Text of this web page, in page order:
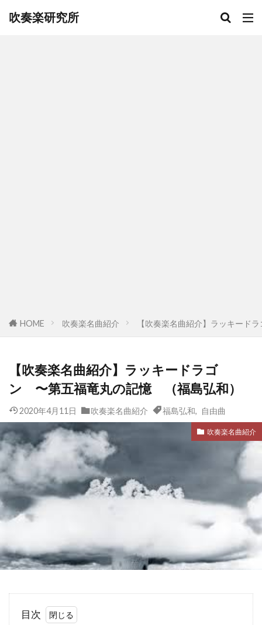
吹奏楽研究所
HOME 吹奏楽名曲紹介 【吹奏楽名曲紹介】ラッキー
【吹奏楽名曲紹介】ラッキードラゴ
ン 〜第五福竜丸の記憶 （福島弘和）
2020年4月11日 吹奏楽名曲紹介 福島弘和 自由曲
吹奏楽名曲紹介
目次